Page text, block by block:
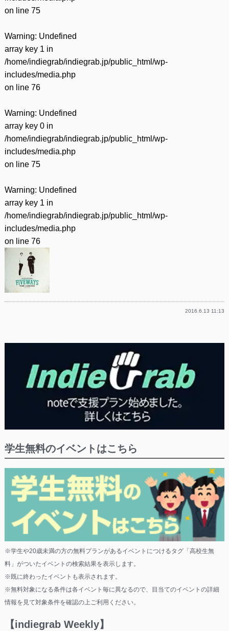
on line 75
Warning: Undefined
array key 1 in
/home/indiegrab/indiegrab.jp/public_html/wp-
includes/media.php
on line 76
Warning: Undefined
array key 0 in
/home/indiegrab/indiegrab.jp/public_html/wp-
includes/media.php
on line 75
Warning: Undefined
array key 1 in
/home/indiegrab/indiegrab.jp/public_html/wp-
includes/media.php
on line 76
2016.6.13 11:13
学生無料のイベントはこちら
※学生や20歳未満の方の無料プランがあるイベントにつけるタグ「高校生無
料」がついたイベントの検索結果を表示します。
※既に終わったイベントも表示されます。
※無料対象になる条件は各イベント毎に異なるので、目当てのイベントの詳細
情報を見て対象条件を確認の上ご利用ください。
【indiegrab Weekly】